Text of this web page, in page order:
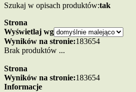
Szukaj w opisach produktów:tak
Strona
Wyświetlaj wg
Wyników na stronie:183654
Brak produktów ...
Strona
Wyników na stronie:183654
Informacje